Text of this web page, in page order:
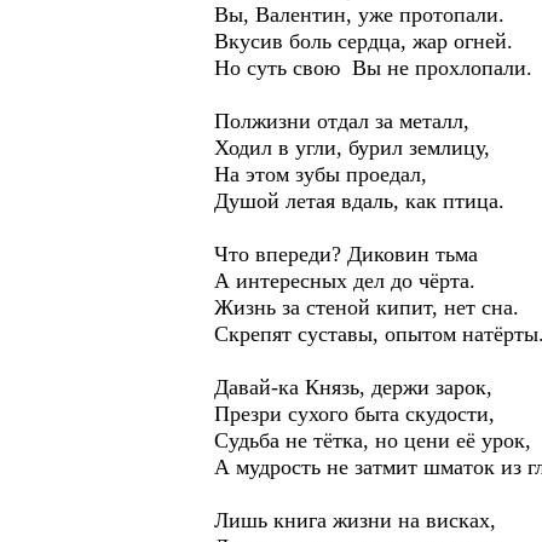
Вы, Валентин, уже протопали.
Вкусив боль сердца, жар огней.
Но суть свою Вы не прохлопали.
Полжизни отдал за металл,
Ходил в угли, бурил землицу,
На этом зубы проедал,
Душой летая вдаль, как птица.
Что впереди? Диковин тьма
А интересных дел до чёрта.
Жизнь за стеной кипит, нет сна.
Скрепят суставы, опытом натёрты.
Давай-ка Князь, держи зарок,
Презри сухого быта скудости,
Судьба не тётка, но цени её урок,
А мудрость не затмит шматок из
Лишь книга жизни на висках,